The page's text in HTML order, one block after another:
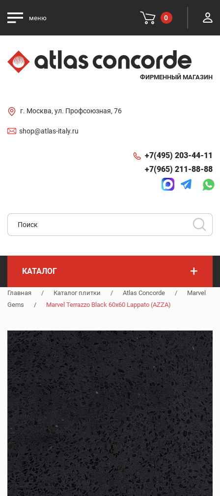
меню 0
ФИРМЕННЫЙ МАГАЗИН
г. Москва, ул. Профсоюзная, 76
shop@atlas-italy.ru
+7(495) 203-44-11
+7(965) 211-88-88
КАТАЛОГ +
Главная / Каталог плитки / Atlas Concorde /
Marvel
Gems
/ Marvel Terrazzo Black 60x60 Lappato (AZZA)